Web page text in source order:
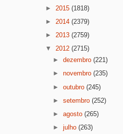
► 2015 (1818)
► 2014 (2379)
► 2013 (2759)
▼ 2012 (2715)
►dezembro(221)
►novembro(235)
►outubro(245)
►setembro(252)
►agosto(265)
►julho(263)